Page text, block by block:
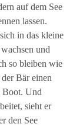
auf dem See
lassen.
in das kleine
und
so bleiben wie
Bär einen
Boot. Und
sieht er
den See